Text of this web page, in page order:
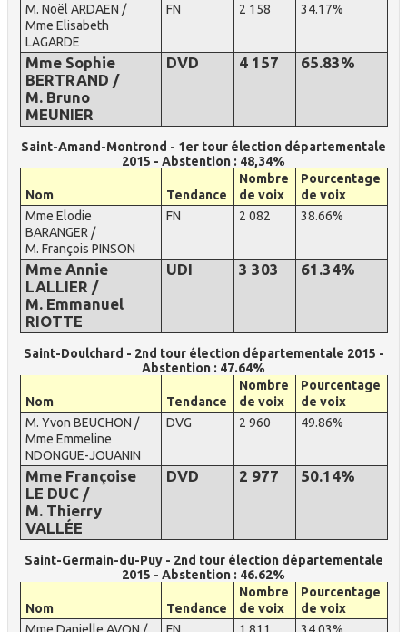
M. Noël ARDAEN /
Mme Elisabeth
LAGARDE
FN 2 158 34.17%
Mme Sophie
BERTRAND /
M. Bruno
MEUNIER
DVD 4 157 65.83%
Saint-Amand-Montrond - 1er tour élection départementale
2015 - Abstention : 48,34%
Nom Tendance
Nombre
de voix
Pourcentage
de voix
Mme Elodie
BARANGER /
M. François PINSON
FN 2 082 38.66%
Mme Annie
LALLIER /
M. Emmanuel
RIOTTE
UDI 3 303 61.34%
Saint-Doulchard - 2nd tour élection départementale 2015 -
Abstention : 47.64%
Nom Tendance
Nombre
de voix
Pourcentage
de voix
M. Yvon BEUCHON /
Mme Emmeline
NDONGUE-JOUANIN
DVG 2 960 49.86%
Mme Françoise
LE DUC /
M. Thierry
VALLÉE
DVD 2 977 50.14%
Saint-Germain-du-Puy - 2nd tour élection départementale
2015 - Abstention : 46.62%
Nom Tendance
Nombre
de voix
Pourcentage
de voix
Mme Danielle AVON /
FN 1 811 34.03%